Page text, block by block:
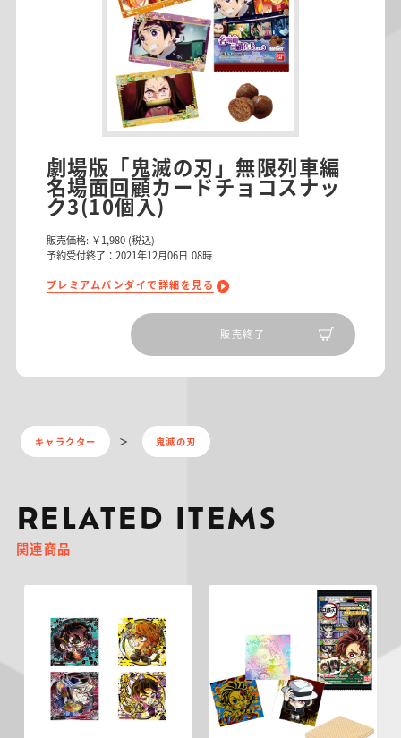
劇場版「鬼滅の刃」無限列車編
名場面回顧カードチョコスナッ
ク3(10個入)
販売価格: ￥1,980 (税込)
予約受付終了：2021年12月06日 08時
プレミアムバンダイで詳細を見る
販売終了
キャラクター 鬼滅の刃
RELATED ITEMS
関連商品